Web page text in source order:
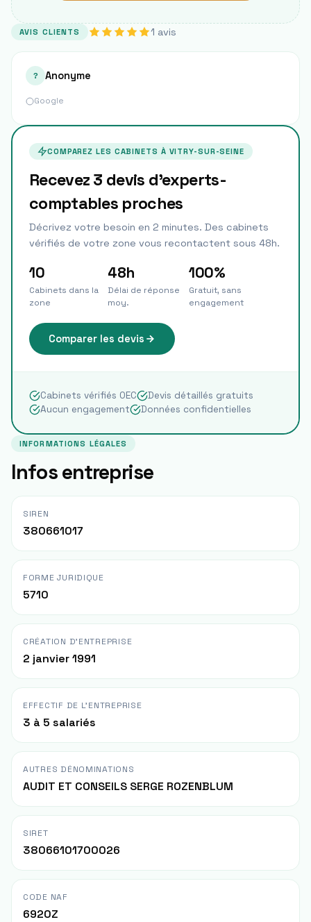
AVIS CLIENTS 1 avis
? Anonyme
Google
COMPAREZ LES CABINETS À VITRY-SUR-SEINE
Recevez 3 devis d'experts-
comptables proches
Décrivez votre besoin en 2 minutes. Des cabinets
vérifiés de votre zone vous recontactent sous 48h.
10
Cabinets dans la
zone
48h
Délai de réponse
moy.
100%
Gratuit, sans
engagement
Comparer les devis
Cabinets vérifiés OEC
Devis détaillés gratuits
Aucun engagement
Données confidentielles
INFORMATIONS LÉGALES
Infos entreprise
SIREN
380661017
FORME JURIDIQUE
5710
CRÉATION D'ENTREPRISE
2 janvier 1991
EFFECTIF DE L'ENTREPRISE
3 à 5 salariés
AUTRES DÉNOMINATIONS
AUDIT ET CONSEILS SERGE ROZENBLUM
SIRET
38066101700026
CODE NAF
6920Z